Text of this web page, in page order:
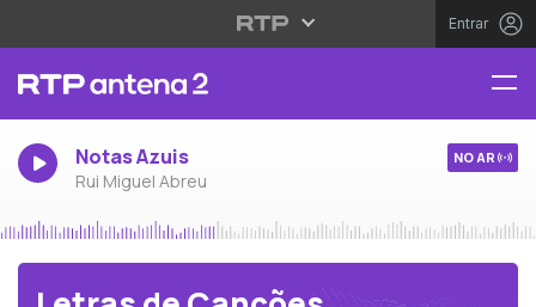
Entrar
Notas Azuis
Rui Miguel Abreu
NO AR